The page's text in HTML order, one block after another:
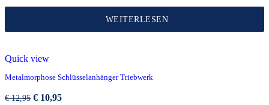
WEITERLESEN
Quick view
Metalmorphose Schlüsselanhänger Triebwerk
€12,95 Ursprünglicher
€ 10,95Aktueller